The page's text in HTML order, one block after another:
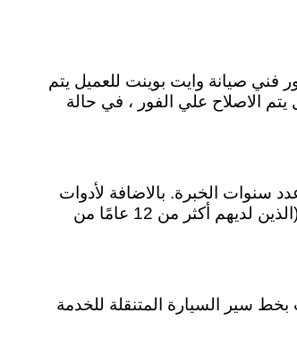
فني صيانة وايت بوينت للعميل يتم
الاصلاح علي الفور ، في حالة
سنوات الخبرة. بالاضافة لأدوات
الفحص التي يعملون بها، ثما اعداد الاجهزة التي تمر عليهم كل يوم. تفضل ادارة مركز وايت بوينت مصر الجديدة تعيين الأشخاص. (الذين لديهم أكثر من 12 عامًا من
، يتم إدراج الطلب بخط سير السيارة المتنقلة للخدمة